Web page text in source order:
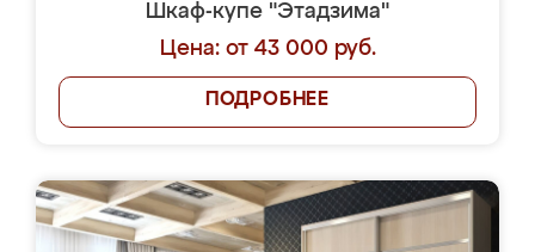
Шкаф-купе "Этадзима"
Цена: от 43 000 руб.
ПОДРОБНЕЕ